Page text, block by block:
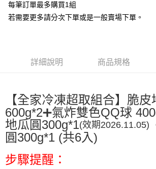
相關說明
【關於「AFTEE先享後付」】
３．安心：先確認商品／服務後，再付款。
１．於結帳方式選擇「AFTEE先享後付」後，將跳轉
結帳頁面，進行簡訊認證並確認金額後，即可完成結
２．訂單成立數日內，您將收到繳費通知簡訊。
３．收到繳費通知簡訊後14天內，點擊此簡訊中的連
ATM／網路銀行／等多元方式進行付款，方視為交易
※ 請注意：結帳手續完成當下不需立刻繳費，但若您
後付繳納相關費用。
※ 交易是否成功請以「AFTEE先享後付 」之結帳頁面
宅配到府(冷凍)
🤠全家冷凍超取回來了🤠
每筆NT$180
每筆訂單最多購買1組
若需要更多請分次下單或是一般賣場下單。
詳細說明 商品規格
【全家冷凍超取組合】脆
600g*2➕氣炸雙色QQ球
地瓜圓300g*1(效期2026.11.05)
圓300g*1 (共6入)
步驟提醒：